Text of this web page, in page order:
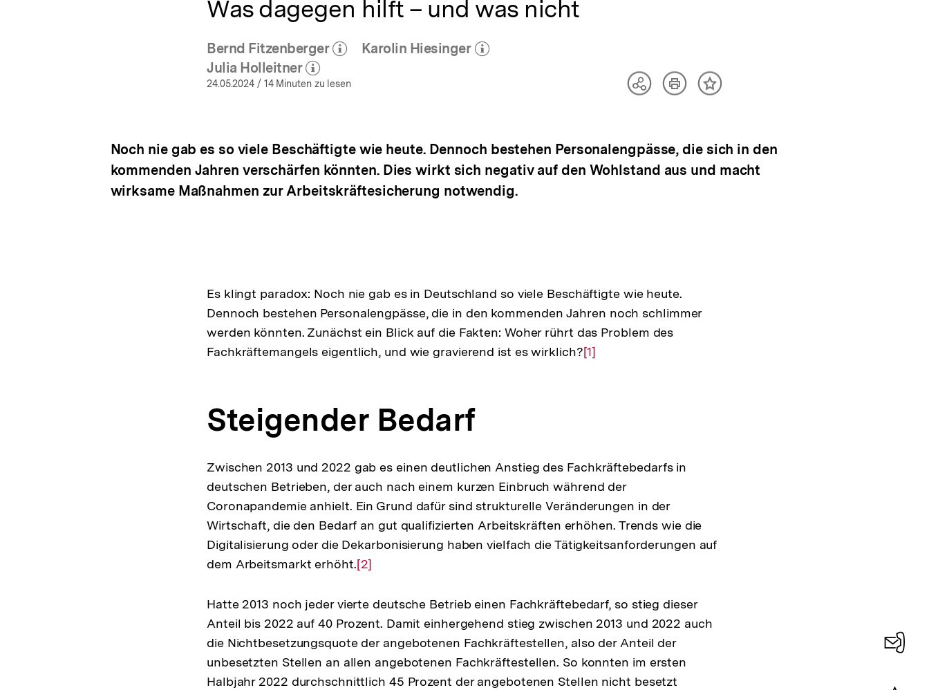
Was dagegen hilft – und was nicht
Bernd Fitzenberger
(Mehr zum Autor)
Karolin Hiesinger
(Mehr zum Autor)
Julia Holleitner
(Mehr zum Autor)
öffnen
24.05.2024 / 14 Minuten zu lesen
TeilenArtikelInhalt
Noch nie gab es so viele Beschäftigte wie heute. Dennoch bestehen Personalengpässe, die sich in den
kommenden Jahren verschärfen könnten. Dies wirkt sich negativ auf den Wohlstand aus und macht
wirksame Maßnahmen zur Arbeitskräftesicherung notwendig.
Es klingt paradox: Noch nie gab es in Deutschland so viele Beschäftigte wie heute.
Dennoch bestehen Personalengpässe, die in den kommenden Jahren noch schlimmer
werden könnten. Zunächst ein Blick auf die Fakten: Woher rührt das Problem des
Fachkräftemangels eigentlich, und wie gravierend ist es wirklich?Zur
[1]
Steigender Bedarf
Zwischen 2013 und 2022 gab es einen deutlichen Anstieg des Fachkräftebedarfs in
deutschen Betrieben, der auch nach einem kurzen Einbruch während der
Coronapandemie anhielt. Ein Grund dafür sind strukturelle Veränderungen in der
Wirtschaft, die den Bedarf an gut qualifizierten Arbeitskräften erhöhen. Trends wie die
Digitalisierung oder die Dekarbonisierung haben vielfach die Tätigkeitsanforderungen auf
dem Arbeitsmarkt erhöht.Zur
der
Fußnote
[2]
Hatte 2013 noch jeder vierte deutsche Betrieb einen Fachkräftebedarf, so stieg dieser
Anteil bis 2022 auf 40 Prozent. Damit einhergehend stieg zwischen 2013 und 2022 auch
die Nichtbesetzungsquote der angebotenen Fachkräftestellen, also der Anteil der
unbesetzten Stellen an allen angebotenen Fachkräftestellen. So konnten im ersten
Halbjahr 2022 durchschnittlich 45 Prozent der angebotenen Stellen nicht besetzt